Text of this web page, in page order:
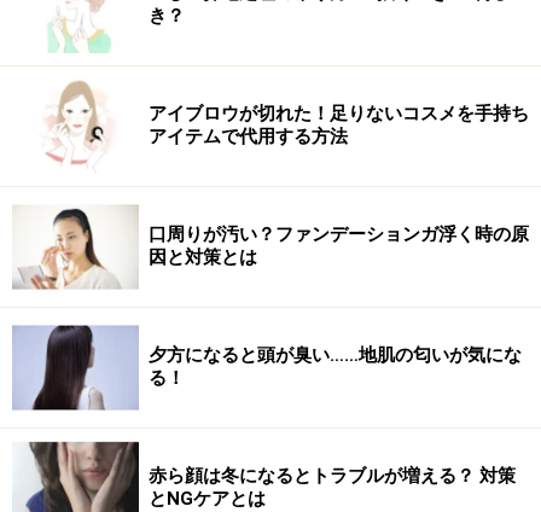
き？
アイブロウが切れた！足りないコスメを手持ち
アイテムで代用する方法
口周りが汚い？ファンデーションガ浮く時の原
因と対策とは
夕方になると頭が臭い……地肌の匂いが気にな
る！
赤ら顔は冬になるとトラブルが増える？ 対策
とNGケアとは